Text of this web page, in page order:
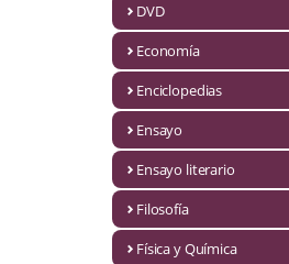
Discos deVinilo. LP
Divulgación científica
DVD
Economía
Enciclopedias
Ensayo
Ensayo literario
Filosofía
Física y Química